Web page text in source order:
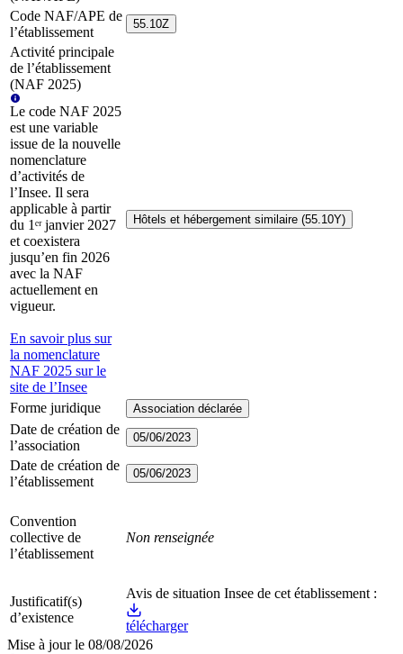
Code NAF/APE de
l’établissement
55.10Z
Activité principale
de l’établissement
(NAF 2025)
Le code NAF 2025
est une variable
issue de la nouvelle
nomenclature
d’activités de
l’Insee. Il sera
applicable à partir
du 1ᵉʳ janvier 2027
et coexistera
jusqu’en fin 2026
avec la NAF
actuellement en
vigueur.
En savoir plus sur
la nomenclature
NAF 2025 sur le
site de l’Insee
Hôtels et hébergement similaire (55.10Y)
Forme juridique Association déclarée
Date de création de
l’association
05/06/2023
Date de création de
l’établissement
05/06/2023
Convention
collective de
l’établissement
Non renseignée
Justificatif(s)
d’existence
Avis de situation Insee de cet établissement :
télécharger
Mise à jour le 08/08/2026